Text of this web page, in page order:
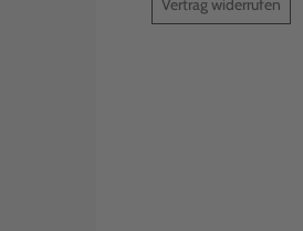
Vertrag widerrufen